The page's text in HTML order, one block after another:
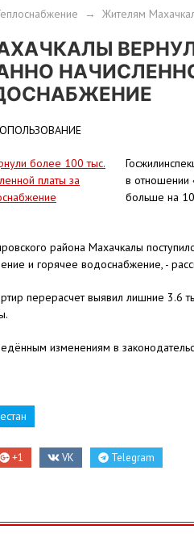
→ Жителям
в отношении
больше на
района Махачкалы
и горячее водоснабжение, -
перерасчет выявил лишние 3.6
изменениям в
+1 VK Telegram